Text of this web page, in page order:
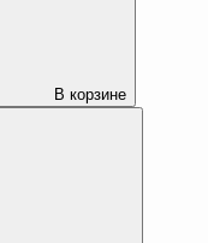
В корзине